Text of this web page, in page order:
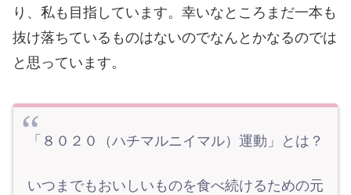
り、私も目指しています。幸いなところまだ一本も
抜け落ちているものはないのでなんとかなるのでは
と思っています。
「８０２０（ハチマルニイマル）運動」とは？
いつまでもおいしいものを食べ続けるための元